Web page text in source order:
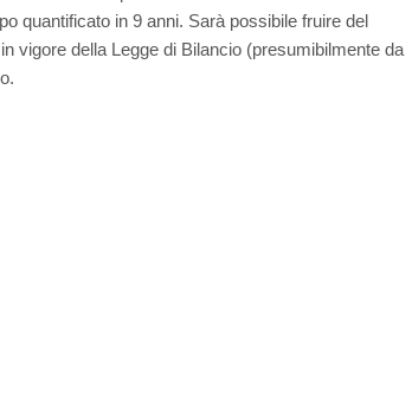
quantificato in 9 anni. Sarà possibile fruire del
vigore della Legge di Bilancio (presumibilmente da